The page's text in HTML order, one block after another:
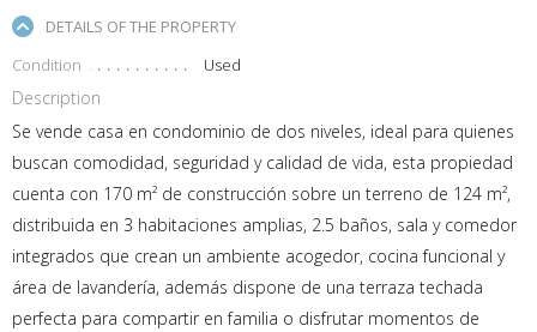
DETAILS OF THE PROPERTY
Condition
Used
Description
Se vende casa en condominio de dos niveles, ideal para quienes
buscan comodidad, seguridad y calidad de vida, esta propiedad
cuenta con 170 m² de construcción sobre un terreno de 124 m²,
distribuida en 3 habitaciones amplias, 2.5 baños, sala y comedor
integrados que crean un ambiente acogedor, cocina funcional y
área de lavandería, además dispone de una terraza techada
perfecta para compartir en familia o disfrutar momentos de